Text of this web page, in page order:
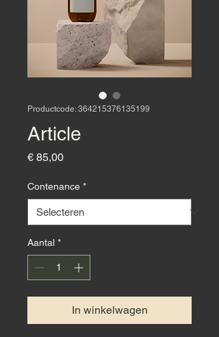
Productcode: 364215376135199
Article
€ 85,00Prijs
Contenance *
Aantal *
In winkelwagen